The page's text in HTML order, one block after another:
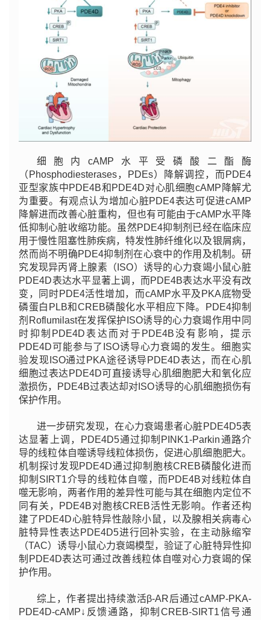
细胞内cAMP水平受磷酸二酯酶
（Phosphodiesterases，PDEs）降解调控，而PDE4
亚型家族中PDE4B和PDE4D对心肌细胞cAMP降解尤
为重要。有观点认为增加心脏PDE4表达可促进cAMP
降解进而改善心脏重构，但也有可能由于cAMP水平降
低抑制心脏收缩功能。虽然PDE4抑制剂已经在临床应
用于慢性阻塞性肺疾病，特发性肺纤维化以及银屑病，
然而尚不明确PDE4抑制剂在心衰中的作用及机制。研
究发现异丙肾上腺素（ISO）诱导的心力衰竭小鼠心脏
PDE4D表达水平显著上调，而PDE4B表达水平没有改
变，同时PDE4活性增加，而cAMP水平及PKA底物受
磷蛋白PLB和CREB磷酸化水平相应下降。PDE4抑制
剂Roflumilast在发挥保护ISO诱导的心力衰竭作用中同
时抑制PDE4D表达而对于PDE4B没有影响，提示
PDE4D可能参与了ISO诱导心力衰竭的发生。细胞实
验发现ISO通过PKA途径诱导PDE4D表达，而在心肌
细胞过表达PDE4D可直接诱导心肌细胞肥大和氧化应
激损伤，PDE4B过表达却对ISO诱导的心肌细胞损伤有
保护作用。
进一步研究发现，在心力衰竭患者心脏PDE4D5表
达显著上调，PDE4D5通过抑制PINK1-Parkin通路介
导的线粒体自噬诱导线粒体损伤，促进心肌细胞肥大。
机制探讨发现PDE4D通过抑制胞核CREB磷酸化进而
抑制SIRT1介导的线粒体自噬，而PDE4B对线粒体自
噬无影响，两者作用的差异性可能与其在细胞内定位不
同有关，PDE4B对胞核CREB活性无影响。作者还构
建了PDE4D心脏特异性敲除小鼠，以及腺相关病毒心
脏特异性表达PDE4D5进行回补实验，在主动脉缩窄
（TAC）诱导小鼠心力衰竭模型，验证了心脏特异性抑
制PDE4D表达可通过改善线粒体自噬对心力衰竭的保
护作用。
综上，作者提出持续激活β-AR后通过cAMP-PKA-
PDE4D-cAMP↓反馈通路，抑制CREB-SIRT1信号通